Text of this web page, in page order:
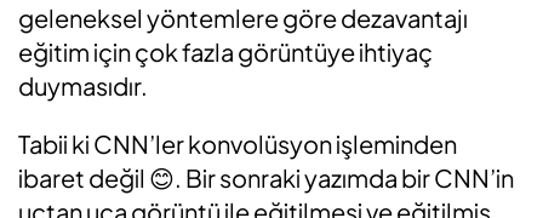
geleneksel yöntemlere göre dezavantajı
eğitim için çok fazla görüntüye ihtiyaç
duymasıdır.
Tabii ki CNN’ler konvolüsyon işleminden
ibaret değil 😊. Bir sonraki yazımda bir CNN’in
uçtan uca görüntü ile eğitilmesi ve eğitilmiş